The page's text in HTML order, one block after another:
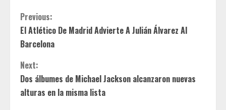
C
o
n
t
Previous:
El Atlético De Madrid Advierte A Julián Álvarez Al
Barcelona
Next:
Dos álbumes de Michael Jackson alcanzaron nuevas
alturas en la misma lista